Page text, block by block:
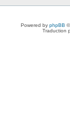
Powered by phpBB
Traduction